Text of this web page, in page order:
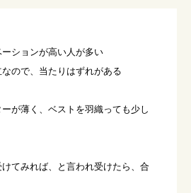
ションが高い人が多い
ので、当たりはずれがある
が薄く、ベストを羽織っても少し
てみれば、と言われ受けたら、合